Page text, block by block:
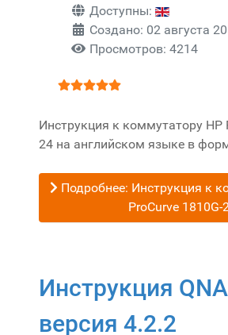
Доступны:
Создано: 02 августа
Просмотров: 4214
Инструкция к коммутатору HP
24 на английском языке в
Подробнее: Инструкция к
ProCurve 1810G-
Инструкция
версия 4.2.2